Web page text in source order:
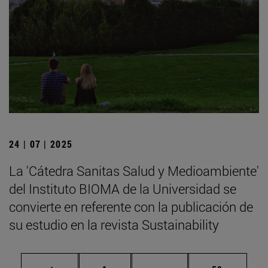
24 | 07 | 2025
La 'Cátedra Sanitas Salud y Medioambiente'
del Instituto BIOMA de la Universidad se
convierte en referente con la publicación de
su estudio en la revista Sustainability